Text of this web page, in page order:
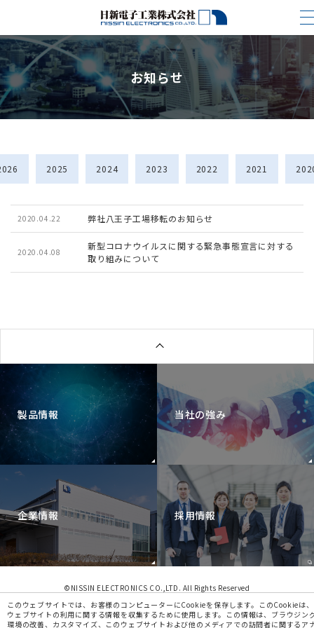
お知らせ
2025 2024 2023 2022 2021
2020.04.22 弊社八王子工場移転のお知らせ
2020.04.08
新型コロナウイルスに関する緊急事態宣言に対する
取り組みについて
製品情報 当社の強み
企業情報 採用情報
©NISSIN ELECTRONICS CO.,LTD. All Rights Reserved
このウェブサイトでは、お客様のコンピューターにCookieを保存します。このCookieは、
ウェブサイトの利用に関する情報を収集するために使用します。この情報は、ブラウジン
環境の改善、カスタマイズ、このウェブサイトおよび他のメディアでの訪問者に関するア